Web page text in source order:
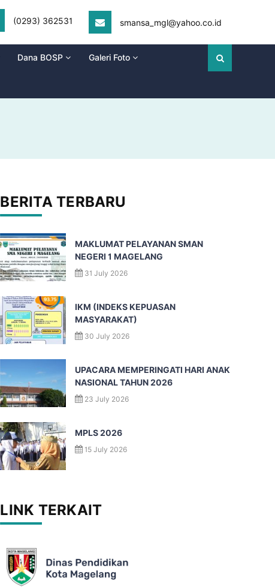
(0293) 362531 smansa_mgl@yahoo.co.id
Dana BOSP Galeri Foto
BERITA TERBARU
MAKLUMAT PELAYANAN SMAN
NEGERI 1 MAGELANG
31 July 2026
IKM (INDEKS KEPUASAN
MASYARAKAT)
30 July 2026
UPACARA MEMPERINGATI HARI ANAK
NASIONAL TAHUN 2026
23 July 2026
MPLS 2026
15 July 2026
LINK TERKAIT